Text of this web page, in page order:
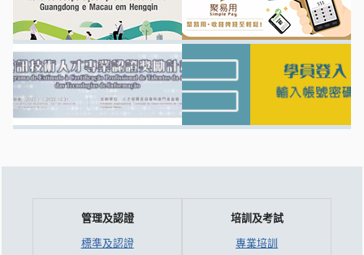
管理及認證
標準及認證
培訓及考試
專業培訓